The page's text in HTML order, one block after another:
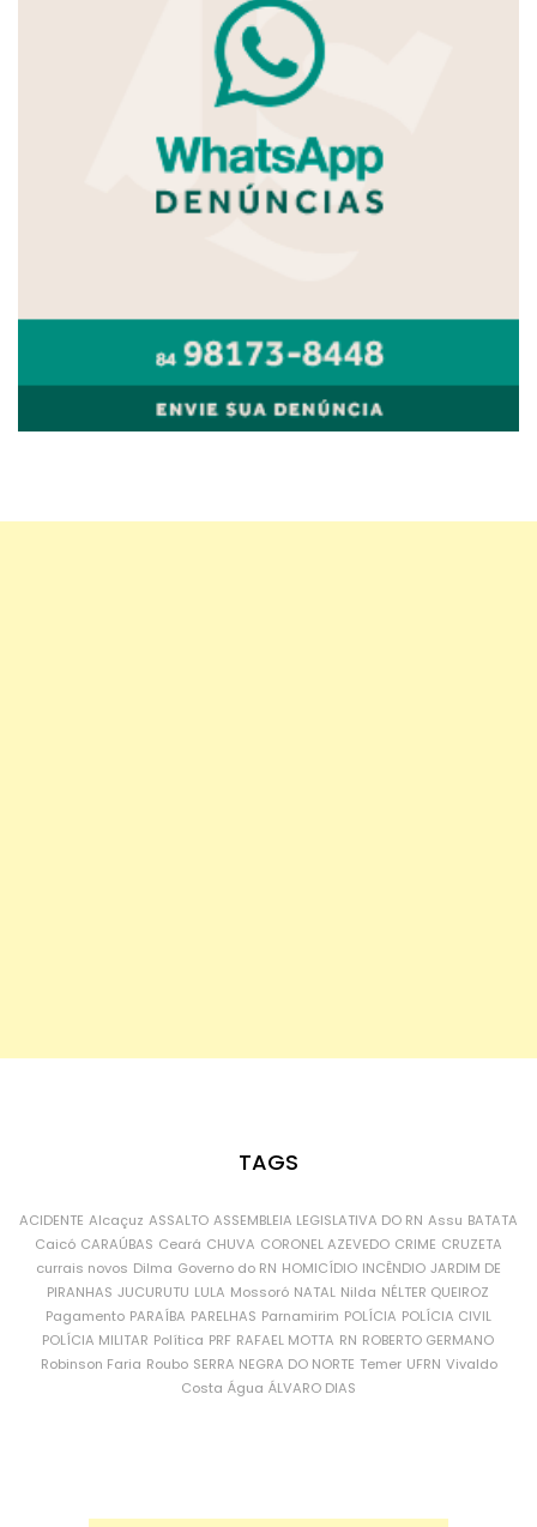
TAGS
ACIDENTE Alcaçuz ASSALTO ASSEMBLEIA LEGISLATIVA DO RN Assu BATATA
Caicó CARAÚBAS Ceará CHUVA CORONEL AZEVEDO CRIME CRUZETA
currais novos Dilma Governo do RN HOMICÍDIO INCÊNDIO JARDIM DE
PIRANHAS JUCURUTU LULA Mossoró NATAL Nilda NÉLTER QUEIROZ
Pagamento PARAÍBA PARELHAS Parnamirim POLÍCIA POLÍCIA CIVIL
POLÍCIA MILITAR Política PRF RAFAEL MOTTA RN ROBERTO GERMANO
Robinson Faria Roubo SERRA NEGRA DO NORTE Temer UFRN Vivaldo
Costa Água ÁLVARO DIAS